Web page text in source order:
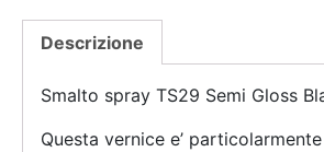
Descrizione
Smalto spray TS29 Semi Gloss
Questa vernice e’